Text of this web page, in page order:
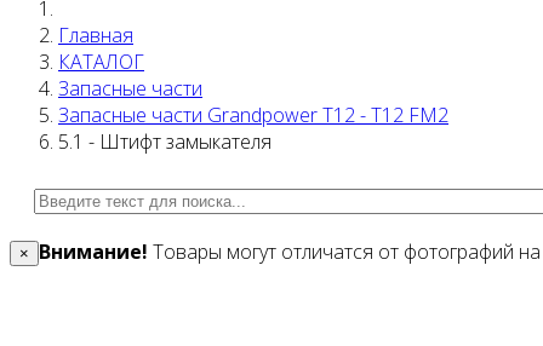
Главная
КАТАЛОГ
Запасные части
Запасные части Grandpower T12 - T12 FM2
5.1 - Штифт замыкателя
× Внимание! Товары могут отличатся от фотографий на